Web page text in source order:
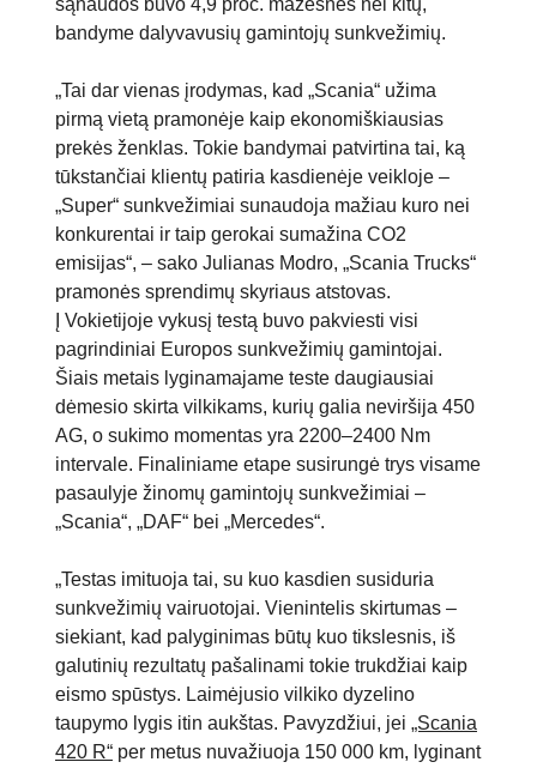
bandyme dalyvavusių gamintojų sunkvežimių.
„Tai dar vienas įrodymas, kad „Scania“ užima
pirmą vietą pramonėje kaip ekonomiškiausias
prekės ženklas. Tokie bandymai patvirtina tai, ką
tūkstančiai klientų patiria kasdienėje veikloje –
„Super“ sunkvežimiai sunaudoja mažiau kuro nei
konkurentai ir taip gerokai sumažina CO2
emisijas“, – sako Julianas Modro, „Scania Trucks“
pramonės sprendimų skyriaus atstovas.
Į Vokietijoje vykusį testą buvo pakviesti visi
pagrindiniai Europos sunkvežimių gamintojai.
Šiais metais lyginamajame teste daugiausiai
dėmesio skirta vilkikams, kurių galia neviršija 450
AG, o sukimo momentas yra 2200–2400 Nm
intervale. Finaliniame etape susirungė trys visame
pasaulyje žinomų gamintojų sunkvežimiai –
„Scania“, „DAF“ bei „Mercedes“.
„Testas imituoja tai, su kuo kasdien susiduria
sunkvežimių vairuotojai. Vienintelis skirtumas –
siekiant, kad palyginimas būtų kuo tikslesnis, iš
galutinių rezultatų pašalinami tokie trukdžiai kaip
eismo spūstys. Laimėjusio vilkiko dyzelino
taupymo lygis itin aukštas. Pavyzdžiui, jei „Scania
420 R“ per metus nuvažiuoja 150 000 km, lyginant